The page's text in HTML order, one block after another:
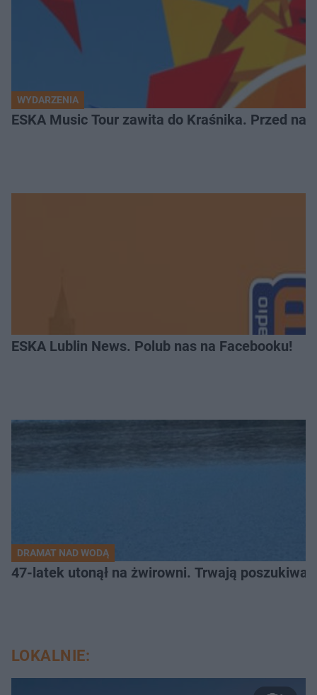
WYDARZENIA
ESKA Music Tour zawita do Kraśnika. Przed
ESKA Lublin News. Polub nas na Facebooku!
DRAMAT NAD WODĄ
47-latek utonął na żwirowni. Trwają
LOKALNIE: